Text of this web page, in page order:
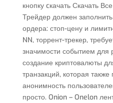
кнопку cкачать Скачать
Трейдер должен
ордера: стоп-цену и
NN, торрент-трекер,
значимости событием для
создание криптовалюты
транзакций, которая
анонимность
просто. Onion – Onelon